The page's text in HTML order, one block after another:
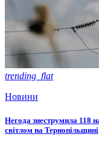
trending_flat
Новини
Негода знеструмила 118
світлом на Тернопільщині